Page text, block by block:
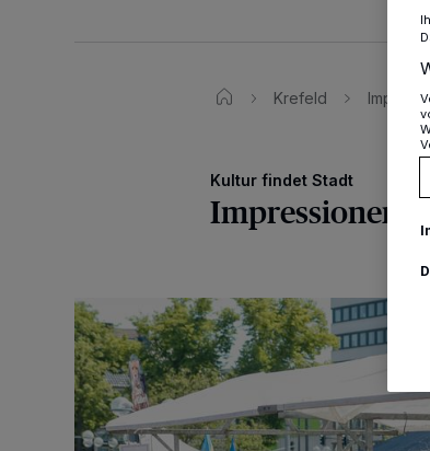
Krefeld
Kultur findet Stadt
Impressionen